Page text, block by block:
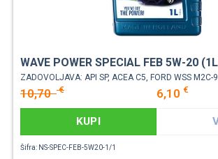
WAVE POWER SPECIAL FEB 5W-20
ZADOVOLJAVA: API SP, ACEA C5, FORD WSS M2C-
10,70€ 6,10 €
KUPI
Šifra: NS-SPEC-FEB-5W20-1/1